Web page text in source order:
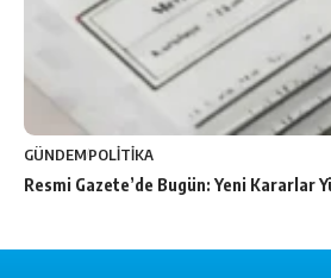
GÜNDEMPOLİTİKA
Resmi Gazete’de Bugün: Yeni Kararlar